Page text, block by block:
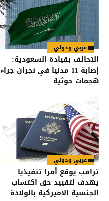
عربي ودولي
التحالف بقيادة السعودية:
إصابة 11 مدنيا في نجران جراء
هجمات حوثية
عربي ودولي
ترامب يوقع أمرا تنفيذيا
يهدف لتقييد حق اكتساب
الجنسية الأميركية بالولادة